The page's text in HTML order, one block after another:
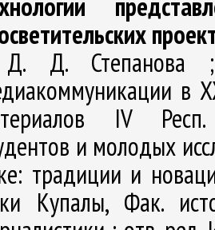
Д. Степанова
в
IV Респ.
и молодых
традиции и
Купалы, Фак.